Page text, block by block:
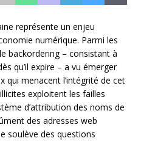
représente un enjeu
numérique. Parmi les
backordering – consistant à
qu’il expire – a vu émerger
qui menacent l’intégrité de cet
exploitent les failles
d’attribution des noms de
des adresses web
soulève des questions